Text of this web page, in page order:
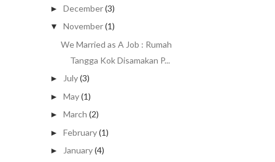
► December(3)
▼ November(1)
We Married as A Job : Rumah
Tangga Kok Disamakan P...
► July(3)
► May(1)
► March (2)
► February(1)
► January(4)